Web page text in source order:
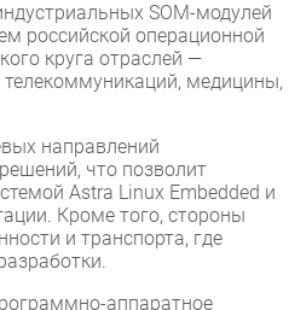
SOM-модулей
российской операционной
круга отраслей —
медицины,
направлений
что позволит
Astra Linux Embedded и
Кроме того, стороны
и транспорта, где
аппаратное